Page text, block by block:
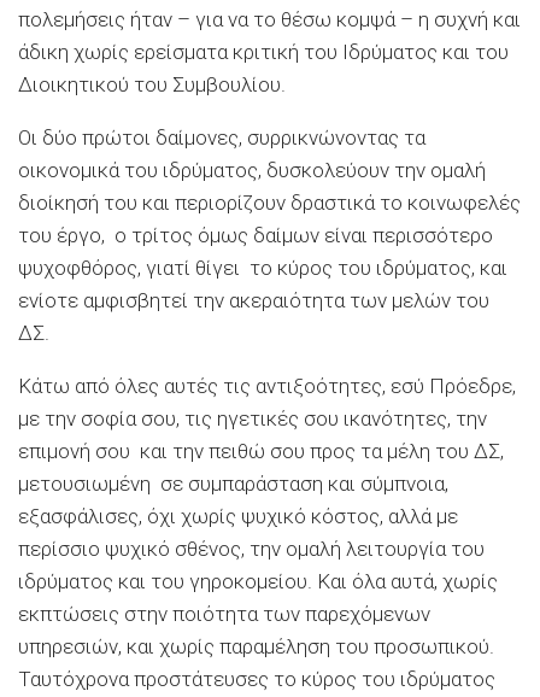
πολεμήσεις ήταν – για να το θέσω κομψά – η συχνή και
άδικη χωρίς ερείσματα κριτική του Ιδρύματος και του
Διοικητικού του Συμβουλίου.
Οι δύο πρώτοι δαίμονες, συρρικνώνοντας τα
οικονομικά του ιδρύματος, δυσκολεύουν την ομαλή
διοίκησή του και περιορίζουν δραστικά το κοινωφελές
του έργο, ο τρίτος όμως δαίμων είναι περισσότερο
ψυχοφθόρος, γιατί θίγει το κύρος του ιδρύματος, και
ενίοτε αμφισβητεί την ακεραιότητα των μελών του
ΔΣ.
Κάτω από όλες αυτές τις αντιξοότητες, εσύ Πρόεδρε,
με την σοφία σου, τις ηγετικές σου ικανότητες, την
επιμονή σου και την πειθώ σου προς τα μέλη του ΔΣ,
μετουσιωμένη σε συμπαράσταση και σύμπνοια,
εξασφάλισες, όχι χωρίς ψυχικό κόστος, αλλά με
περίσσιο ψυχικό σθένος, την ομαλή λειτουργία του
ιδρύματος και του γηροκομείου. Και όλα αυτά, χωρίς
εκπτώσεις στην ποιότητα των παρεχόμενων
υπηρεσιών, και χωρίς παραμέληση του προσωπικού.
Ταυτόχρονα προστάτευσες το κύρος του ιδρύματος